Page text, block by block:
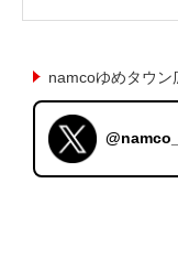
namcoゆめタウン